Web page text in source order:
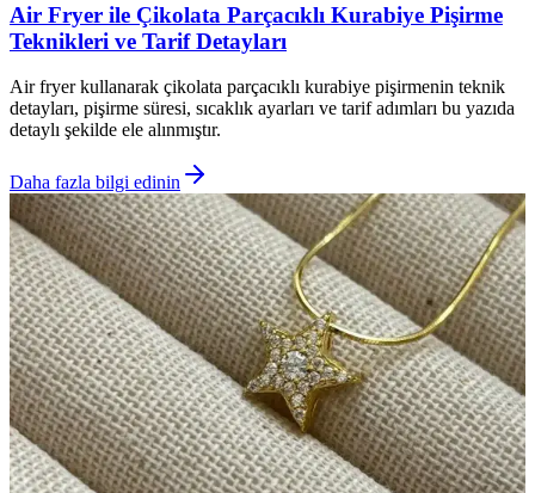
Air Fryer ile Çikolata Parçacıklı Kurabiye Pişirme
Teknikleri ve Tarif Detayları
Air fryer kullanarak çikolata parçacıklı kurabiye pişirmenin teknik
detayları, pişirme süresi, sıcaklık ayarları ve tarif adımları bu yazıda
detaylı şekilde ele alınmıştır.
Daha fazla bilgi edinin